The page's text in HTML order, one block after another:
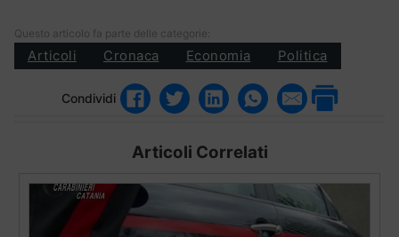
Questo articolo fa parte delle categorie:
Articoli Cronaca Economia Politica
Condividi
Articoli Correlati